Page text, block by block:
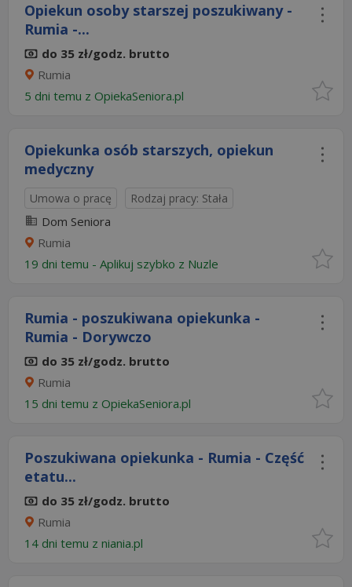
Opiekun osoby starszej poszukiwany -
Rumia -...
do 35 zł/godz. brutto
Rumia
5 dni temu z OpiekaSeniora.pl
Opiekunka osób starszych, opiekun
medyczny
Umowa o pracę Rodzaj pracy: Stała
Dom Seniora
Rumia
19 dni temu - Aplikuj szybko z Nuzle
Rumia - poszukiwana opiekunka -
Rumia - Dorywczo
do 35 zł/godz. brutto
Rumia
15 dni temu z OpiekaSeniora.pl
Poszukiwana opiekunka - Rumia - Część
etatu...
do 35 zł/godz. brutto
Rumia
14 dni temu z niania.pl